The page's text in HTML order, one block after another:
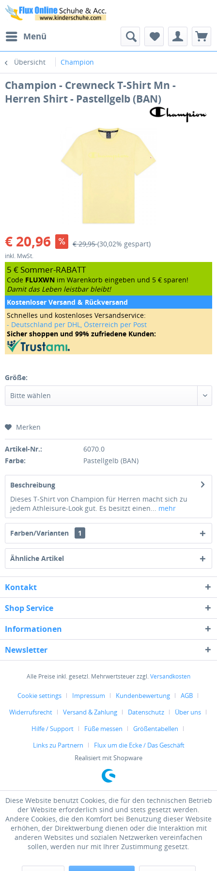
Menü
Übersicht Champion
Champion - Crewneck T-Shirt Mn -
Herren Shirt - Pastellgelb (BAN)
€ 20,96 € 29,95(30,02% gespart)
inkl. MwSt.
5 € Sommer-RABATT
Code FLUXWN im Warenkorb eingeben und 5 € sparen!
Damit das Leben leistbar bleibt!
Kostenloser Versand & Rückversand
Schnelles und kostenloses Versandservice:
- Deutschland per DHL, Österreich per Post
Sicher shoppen und 99% zufriedene Kunden:
Größe:
Merken
Artikel-Nr.:
6070.0
Farbe:
Pastellgelb (BAN)
Beschreibung
Dieses T-Shirt von Champion für Herren macht sich zu
jedem Athleisure-Look gut. Es besitzt einen... mehr
Farben/Varianten 1
Ähnliche Artikel
Kontakt
Shop Service
Informationen
Newsletter
Alle Preise inkl. gesetzl. Mehrwertsteuer zzgl.Versandkosten
Cookie settings Impressum Kundenbewertung
AGB
Widerrufsrecht
Versand & Zahlung Datenschutz
Über uns
Hilfe / Support
Füße messen
Größentabellen
Links zu Partnern
Flux um die Ecke / Das Geschäft
Realisiert mit Shopware
Diese Website benutzt Cookies, die für den technischen Betrieb
der Website erforderlich sind und stets gesetzt werden.
Andere Cookies, die den Komfort bei Benutzung dieser Website
erhöhen, der Direktwerbung dienen oder die Interaktion mit
anderen Websites und sozialen Netzwerken vereinfachen
sollen, werden nur mit Ihrer Zustimmung gesetzt.